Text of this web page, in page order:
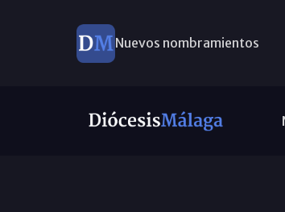
Nuevos nombramientos